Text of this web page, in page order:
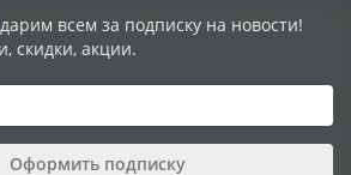
всем за подписку на новости!
скидки, акции.
Оформить подписку